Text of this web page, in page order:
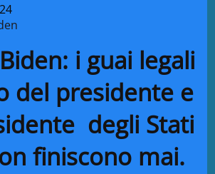
i guai legali
del presidente e
degli Stati
finiscono mai.